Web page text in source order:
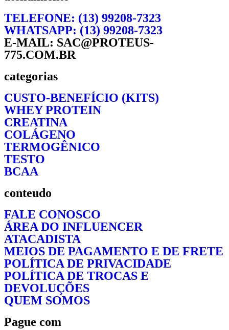
TELEFONE: (13) 99208-7323
WHATSAPP: (13) 99208-7323
E-MAIL: SAC@PROTEUS-
775.COM.BR
categorias
CUSTO-BENEFÍCIO (KITS)
WHEY PROTEIN
CREATINA
COLÁGENO
TERMOGÊNICO
TESTO
BCAA
conteudo
FALE CONOSCO
ÁREA DO INFLUENCER
ATACADISTA
MEIOS DE PAGAMENTO E DE FRETE
POLÍTICA DE PRIVACIDADE
POLÍTICA DE TROCAS E
DEVOLUÇÕES
QUEM SOMOS
Pague com